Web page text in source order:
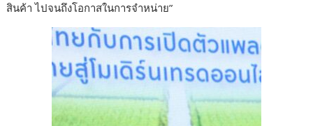
สินค้า ไปจนถึงโอกาสในการจำหน่าย”